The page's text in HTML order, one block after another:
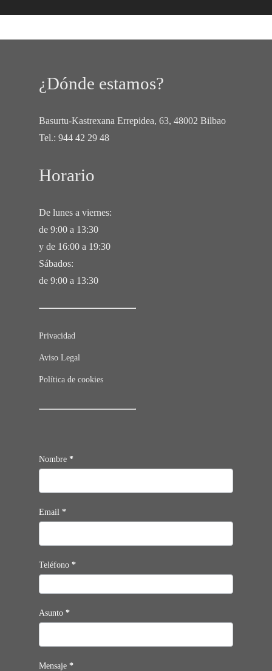
¿Dónde estamos?
Basurtu-Kastrexana Errepidea, 63, 48002 Bilbao
Tel.: 944 42 29 48
Horario
De lunes a viernes:
de 9:00 a 13:30
y de 16:00 a 19:30
Sábados:
de 9:00 a 13:30
Privacidad
Aviso Legal
Política de cookies
Contacto
Nombre *
Email *
Teléfono *
Asunto *
Mensaje *